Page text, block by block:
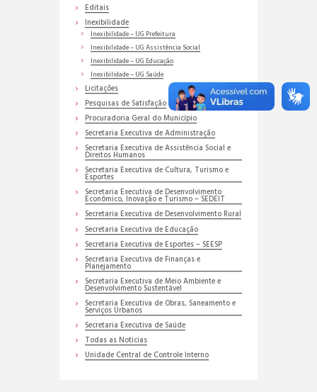
Editais
Inexibilidade
Inexibilidade – UG Prefeitura
Inexibilidade – UG Assistência Social
Inexibilidade – UG Educação
Inexibilidade – UG Saúde
Licitações
Pesquisas de Satisfação
Procuradoria Geral do Município
Secretaria Executiva de Administração
Secretaria Executiva de Assistência Social e
Direitos Humanos
Secretaria Executiva de Cultura, Turismo e
Esportes
Secretaria Executiva de Desenvolvimento
Econômico, Inovação e Turismo – SEDEIT
Secretaria Executiva de Desenvolvimento Rural
Secretaria Executiva de Educação
Secretaria Executiva de Esportes – SEESP
Secretaria Executiva de Finanças e
Planejamento
Secretaria Executiva de Meio Ambiente e
Desenvolvimento Sustentável
Secretaria Executiva de Obras, Saneamento e
Serviços Urbanos
Secretaria Executiva de Saúde
Todas as Noticias
Unidade Central de Controle Interno